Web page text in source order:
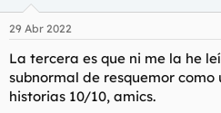
e
:
29 Abr 2022
La tercera es que ni me la he
subnormal de resquemor como
historias 10/10, amics.